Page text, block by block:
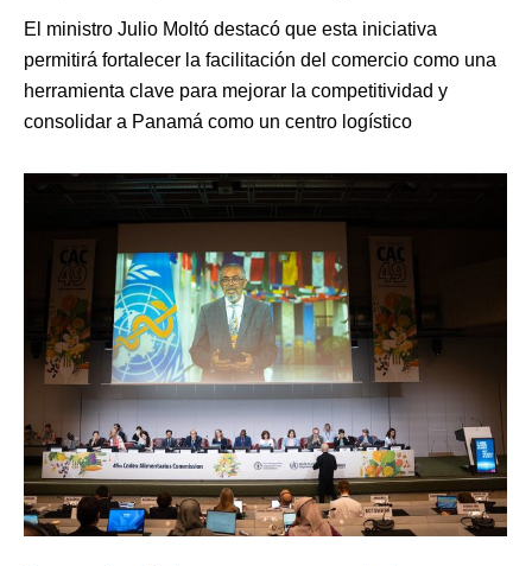
El ministro Julio Moltó destacó que esta iniciativa
permitirá fortalecer la facilitación del comercio como una
herramienta clave para mejorar la competitividad y
consolidar a Panamá como un centro logístico